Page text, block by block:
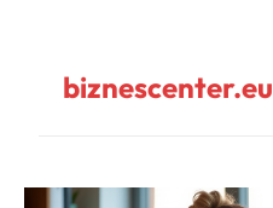
biznescenter.eu